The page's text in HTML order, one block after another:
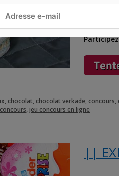
De plus,
chocolat chocolat verkade concours
jeu concours en ligne
||